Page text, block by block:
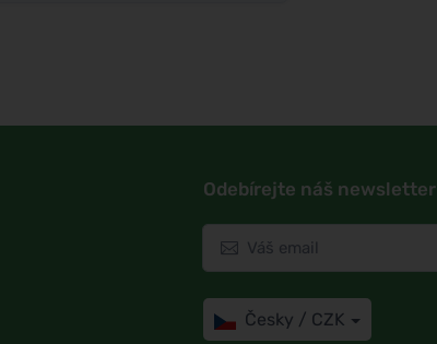
Odebírejte náš newsletter
Česky / CZK